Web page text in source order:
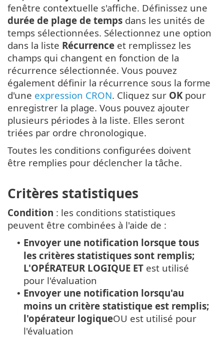
fenêtre contextuelle s'affiche. Définissez une
durée de plage de temps dans les unités de
temps sélectionnées. Sélectionnez une option
dans la liste Récurrence et remplissez les
champs qui changent en fonction de la
récurrence sélectionnée. Vous pouvez
également définir la récurrence sous la forme
d'une expression CRON. Cliquez sur OKpour
enregistrer la plage. Vous pouvez ajouter
plusieurs périodes à la liste. Elles seront
triées par ordre chronologique.
Toutes les conditions configurées doivent
être remplies pour déclencher la tâche.
Critères statistiques
Condition : les conditions statistiques
peuvent être combinées à l'aide de :
• Envoyer une notification lorsque tous
les critères statistiques sont remplis;
L'OPÉRATEUR LOGIQUE ET est utilisé
pour l'évaluation
• Envoyer une notification lorsqu'au
moins un critère statistique est remplis;
l'opérateur logiqueOU est utilisé pour
l'évaluation